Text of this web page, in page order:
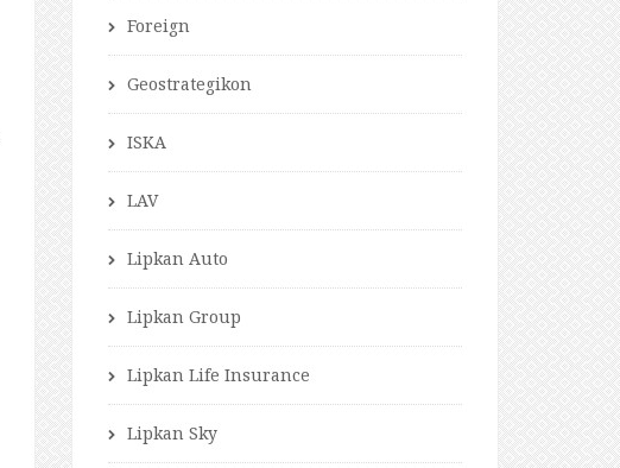
Foreign
Geostrategikon
ISKA
LAV
Lipkan Auto
Lipkan Group
Lipkan Life Insurance
Lipkan Sky